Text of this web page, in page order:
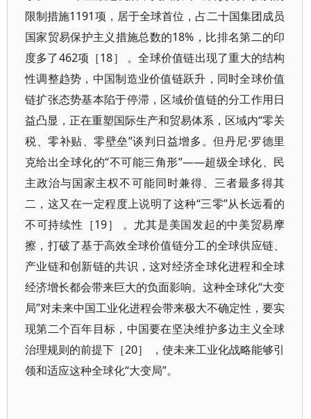
限制措施1191项，居于全球首位，占二十国集团成员
国家贸易保护主义措施总数的18%，比排名第二的印
度多了462项［18］ 。全球价值链出现了重大的结构
性调整趋势，中国制造业价值链跃升，同时全球价值
链扩张态势基本陷于停滞，区域价值链的分工作用日
益凸显，正在重塑国际生产和贸易体系，区域内“零关
税、零补贴、零壁垒”谈判日益增多。但丹尼·罗德里
克给出全球化的“不可能三角形”——超级全球化、民
主政治与国家主权不可能同时兼得、三者最多得其
二，这又在一定程度上说明了这种“三零”从长远看的
不可持续性［19］ 。尤其是美国发起的中美贸易摩
擦，打破了基于高效全球价值链分工的全球供应链、
产业链和创新链的共识，这对经济全球化进程和全球
经济增长都会带来巨大的负面影响。这种全球化“大变
局”对未来中国工业化进程会带来极大不确定性，要实
现第二个百年目标，中国要在坚决维护多边主义全球
治理规则的前提下［20］ ，使未来工业化战略能够引
领和适应这种全球化“大变局”。